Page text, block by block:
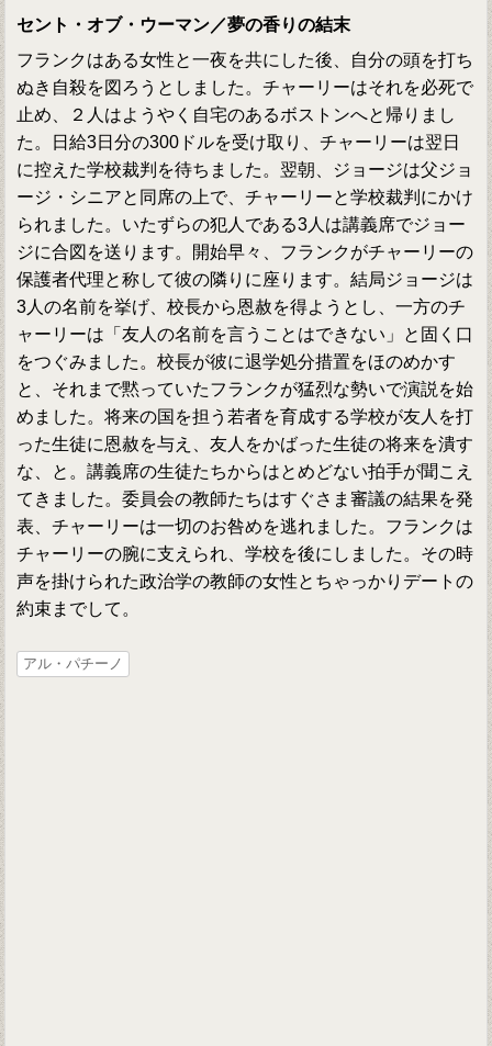
セント・オブ・ウーマン／夢の香りの結末
フランクはある女性と一夜を共にした後、自分の頭を打ち
ぬき自殺を図ろうとしました。チャーリーはそれを必死で
止め、２人はようやく自宅のあるボストンへと帰りまし
た。日給3日分の300ドルを受け取り、チャーリーは翌日
に控えた学校裁判を待ちました。翌朝、ジョージは父ジョ
ージ・シニアと同席の上で、チャーリーと学校裁判にかけ
られました。いたずらの犯人である3人は講義席でジョー
ジに合図を送ります。開始早々、フランクがチャーリーの
保護者代理と称して彼の隣りに座ります。結局ジョージは
3人の名前を挙げ、校長から恩赦を得ようとし、一方のチ
ャーリーは「友人の名前を言うことはできない」と固く口
をつぐみました。校長が彼に退学処分措置をほのめかす
と、それまで黙っていたフランクが猛烈な勢いで演説を始
めました。将来の国を担う若者を育成する学校が友人を打
った生徒に恩赦を与え、友人をかばった生徒の将来を潰す
な、と。講義席の生徒たちからはとめどない拍手が聞こえ
てきました。委員会の教師たちはすぐさま審議の結果を発
表、チャーリーは一切のお咎めを逃れました。フランクは
チャーリーの腕に支えられ、学校を後にしました。その時
声を掛けられた政治学の教師の女性とちゃっかりデートの
約束までして。
アル・パチーノ